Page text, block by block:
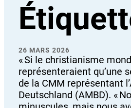
26 MARS 2026
« Si le christianisme
représenteraient qu’une
de la CMM représentant
Deutschland (AMBD). «